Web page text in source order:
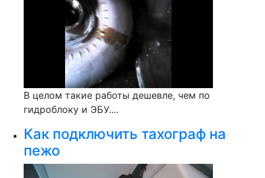
В целом такие работы дешевле, чем по
гидроблоку и ЭБУ....
Как подключить тахограф на
пежо